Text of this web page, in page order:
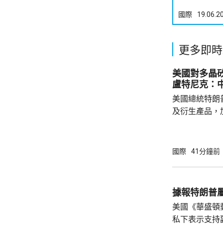
國際
更多即
美國對多晶
盧特尼克：
美國總統特朗
及衍生產品，
產品設定最低
商務部制定
新或擴建多晶
施，並在
國際 41分鐘前
據報特朗普
美國《華盛頓
私下表示支持